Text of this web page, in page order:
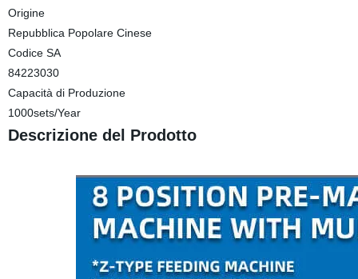
Origine
Repubblica Popolare Cinese
Codice SA
84223030
Capacità di Produzione
1000sets/Year
Descrizione del Prodotto